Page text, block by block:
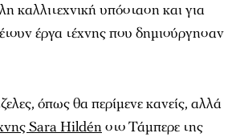
καλλιτεχνική υπόσταση και για
έργα τέχνης που δημιούργησαν
όπως θα περίμενε κανείς, αλλά
Sara Hildénστο Τάμπερε της